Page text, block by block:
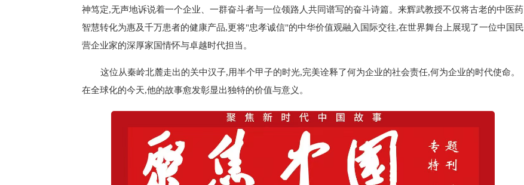
神笃定,无声地诉说着一个企业、一群奋斗者与一位领路人共同谱写的奋斗诗篇。来辉武教授不仅将古老的中医药
智慧转化为惠及千万患者的健康产品,更将"忠孝诚信"的中华价值观融入国际交往,在世界舞台上展现了一位中国民
营企业家的深厚家国情怀与卓越时代担当。
这位从秦岭北麓走出的关中汉子,用半个甲子的时光,完美诠释了何为企业的社会责任,何为企业的时代使命。
在全球化的今天,他的故事愈发彰显出独特的价值与意义。